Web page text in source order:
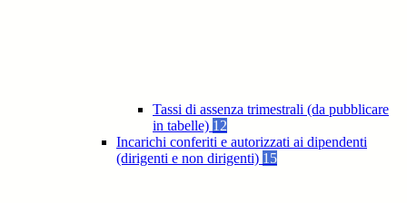
Tassi di assenza trimestrali (da pubblicare
in tabelle) 12
Incarichi conferiti e autorizzati ai dipendenti
(dirigenti e non dirigenti) 15